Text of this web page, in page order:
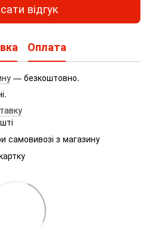
відгук
Оплата
— безкоштовно.
самовивозі з магазину